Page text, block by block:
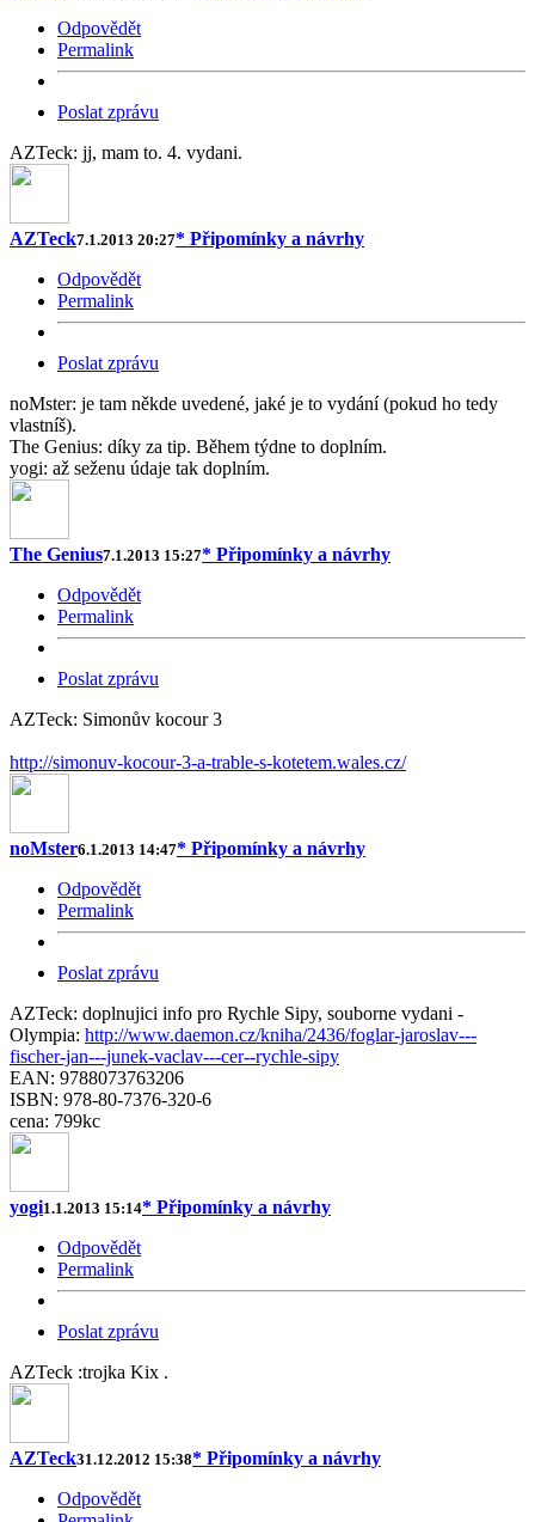
Odpovědět
Permalink
Poslat zprávu
AZTeck: jj, mam to. 4. vydani.
AZTeck7.1.2013 20:27* Připomínky a návrhy
Odpovědět
Permalink
Poslat zprávu
noMster: je tam někde uvedené, jaké je to vydání (pokud ho tedy
vlastníš).
The Genius: díky za tip. Během týdne to doplním.
yogi: až seženu údaje tak doplním.
The Genius7.1.2013 15:27* Připomínky a návrhy
Odpovědět
Permalink
Poslat zprávu
AZTeck: Simonův kocour 3
http://simonuv-kocour-3-a-trable-s-kotetem.wales.cz/
noMster6.1.2013 14:47* Připomínky a návrhy
Odpovědět
Permalink
Poslat zprávu
AZTeck: doplnujici info pro Rychle Sipy, souborne vydani -
Olympia: http://www.daemon.cz/kniha/2436/foglar-jaroslav---
fischer-jan---junek-vaclav---cer--rychle-sipy
EAN: 9788073763206
ISBN: 978-80-7376-320-6
cena: 799kc
yogi1.1.2013 15:14* Připomínky a návrhy
Odpovědět
Permalink
Poslat zprávu
AZTeck :trojka Kix .
AZTeck31.12.2012 15:38* Připomínky a návrhy
Odpovědět